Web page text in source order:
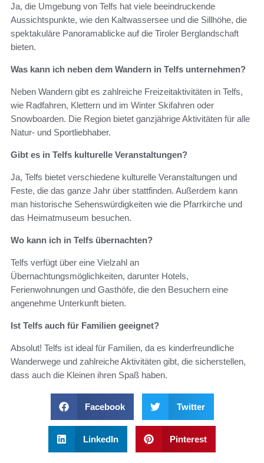
Ja, die Umgebung von Telfs hat viele beeindruckende
Aussichtspunkte, wie den Kaltwassersee und die Sillhöhe, die
spektakuläre Panoramablicke auf die Tiroler Berglandschaft
bieten.
Was kann ich neben dem Wandern in Telfs unternehmen?
Neben Wandern gibt es zahlreiche Freizeitaktivitäten in Telfs,
wie Radfahren, Klettern und im Winter Skifahren oder
Snowboarden. Die Region bietet ganzjährige Aktivitäten für alle
Natur- und Sportliebhaber.
Gibt es in Telfs kulturelle Veranstaltungen?
Ja, Telfs bietet verschiedene kulturelle Veranstaltungen und
Feste, die das ganze Jahr über stattfinden. Außerdem kann
man historische Sehenswürdigkeiten wie die Pfarrkirche und
das Heimatmuseum besuchen.
Wo kann ich in Telfs übernachten?
Telfs verfügt über eine Vielzahl an
Übernachtungsmöglichkeiten, darunter Hotels,
Ferienwohnungen und Gasthöfe, die den Besuchern eine
angenehme Unterkunft bieten.
Ist Telfs auch für Familien geeignet?
Absolut! Telfs ist ideal für Familien, da es kinderfreundliche
Wanderwege und zahlreiche Aktivitäten gibt, die sicherstellen,
dass auch die Kleinen ihren Spaß haben.
Facebook Twitter
LinkedIn Pinterest